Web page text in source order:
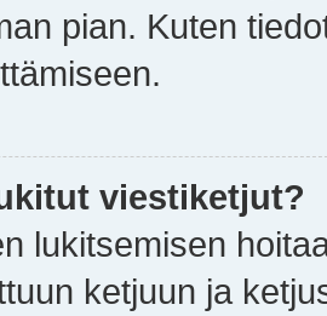
pian. Kuten
viestiketjut?
lukitsemisen
ketjuun ja